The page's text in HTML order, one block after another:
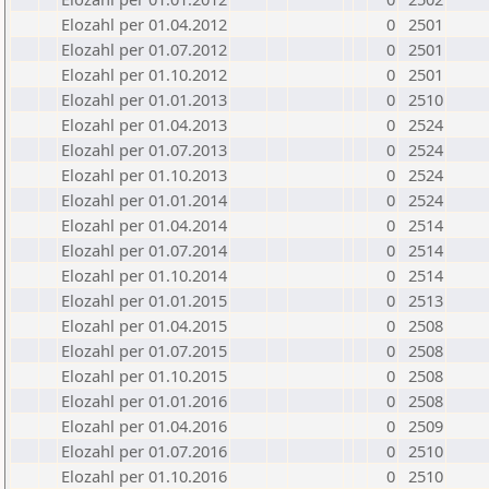
Elozahl per 01.04.2012
0 2501
Elozahl per 01.07.2012
0 2501
Elozahl per 01.10.2012
0 2501
Elozahl per 01.01.2013
0 2510
Elozahl per 01.04.2013
0 2524
Elozahl per 01.07.2013
0 2524
Elozahl per 01.10.2013
0 2524
Elozahl per 01.01.2014
0 2524
Elozahl per 01.04.2014
0 2514
Elozahl per 01.07.2014
0 2514
Elozahl per 01.10.2014
0 2514
Elozahl per 01.01.2015
0 2513
Elozahl per 01.04.2015
0 2508
Elozahl per 01.07.2015
0 2508
Elozahl per 01.10.2015
0 2508
Elozahl per 01.01.2016
0 2508
Elozahl per 01.04.2016
0 2509
Elozahl per 01.07.2016
0 2510
Elozahl per 01.10.2016
0 2510